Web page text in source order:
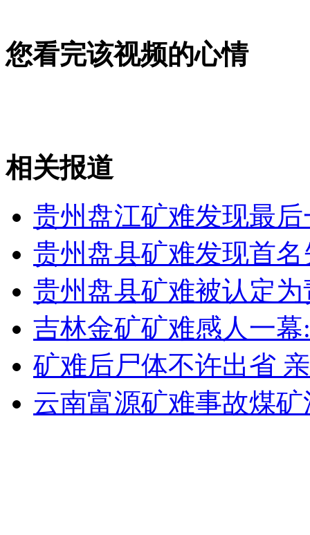
外交部：有关国家言论片面不公正
消防员救轻生者 花炮节热闹非凡 减压"枕头大战"
纽约上演“枕头大战”
司机酒驾遇交警 急速倒车逃窜
您看完该视频的心情
相关报道
贵州盘江矿难发现最
贵州盘县矿难发现首
贵州盘县矿难被认定
吉林金矿矿难感人一
矿难后尸体不许出省
云南富源矿难事故煤